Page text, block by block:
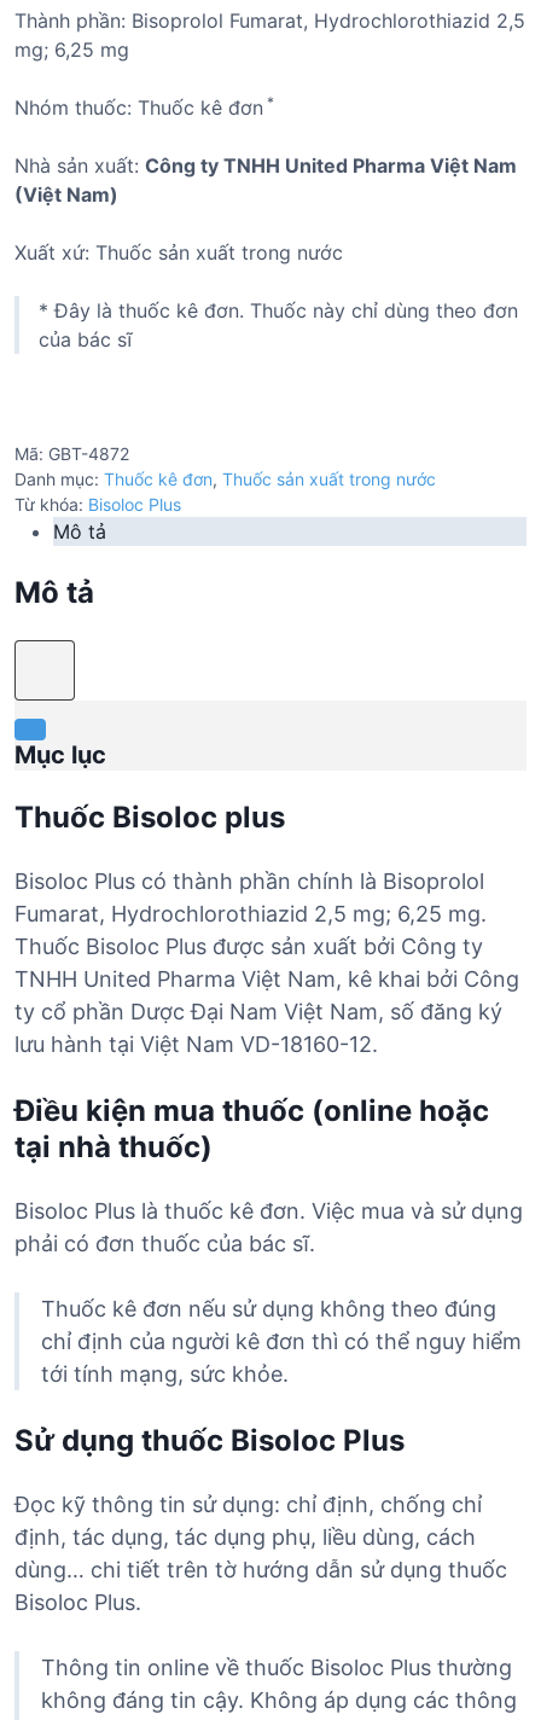
Thành phần: Bisoprolol Fumarat, Hydrochlorothiazid 2,5
mg; 6,25 mg
Nhóm thuốc: Thuốc kê đơn *
Nhà sản xuất: Công ty TNHH United Pharma Việt Nam
(Việt Nam)
Xuất xứ: Thuốc sản xuất trong nước
* Đây là thuốc kê đơn. Thuốc này chỉ dùng theo đơn
của bác sĩ
Mã: GBT-4872
Danh mục: Thuốc kê đơn, Thuốc sản xuất trong nước
Từ khóa: Bisoloc Plus
Mô tả
Mô tả
Mục lục
Thuốc Bisoloc plus
Bisoloc Plus có thành phần chính là Bisoprolol
Fumarat, Hydrochlorothiazid 2,5 mg; 6,25 mg.
Thuốc Bisoloc Plus được sản xuất bởi Công ty
TNHH United Pharma Việt Nam, kê khai bởi Công
ty cổ phần Dược Đại Nam Việt Nam, số đăng ký
lưu hành tại Việt Nam VD-18160-12.
Điều kiện mua thuốc (online hoặc
tại nhà thuốc)
Bisoloc Plus là thuốc kê đơn. Việc mua và sử dụng
phải có đơn thuốc của bác sĩ.
Thuốc kê đơn nếu sử dụng không theo đúng
chỉ định của người kê đơn thì có thể nguy hiểm
tới tính mạng, sức khỏe.
Sử dụng thuốc Bisoloc Plus
Đọc kỹ thông tin sử dụng: chỉ định, chống chỉ
định, tác dụng, tác dụng phụ, liều dùng, cách
dùng… chi tiết trên tờ hướng dẫn sử dụng thuốc
Bisoloc Plus.
Thông tin online về thuốc Bisoloc Plus thường
không đáng tin cậy. Không áp dụng các thông